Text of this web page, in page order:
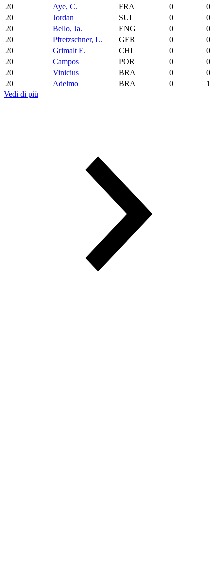
20
Aye, C. FRA 0
0
20
Jordan SUI 0
0
20
Bello, Ja. ENG 0
0
20
Pfretzschner, L. GER 0
0
20
Grimalt E. CHI 0
0
20
Campos POR 0
0
20
Vinicius BRA 0
0
20
Adelmo BRA 0
1
Vedi di più